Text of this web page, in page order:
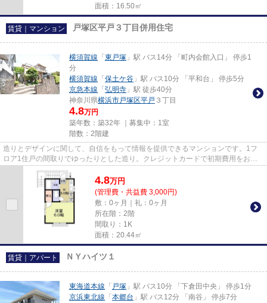
面積：16.50㎡
賃貸｜マンション 戸塚区平戸３丁目併用住宅
横須賀線 「 東戸塚 」駅 バス14分 「町内会館入口」 停歩1
分
横須賀線 「 保土ケ谷 」駅 バス10分 「平和台」 停歩5分
京急本線 「 弘明寺 」駅 徒歩40分
神奈川県横浜市戸塚区平戸 ３丁目
4.8万円
築年数：築32年 ｜募集中： 1室
階数：2階建
造りとデザインに関して、自信をもって情報を提供できるマンションです。1フ
ロア1住戸の間取りでゆったりとした造り。クレジットカードで初期費用をお支
払いいただける物件です。陽当...
4.8万円
(管理費・共益費 3,000円)
敷：0ヶ月｜礼：0ヶ月
所在階：2階
間取り：1K
面積：20.44㎡
賃貸｜アパート ＮＹハイツ１
東海道本線 「 戸塚 」駅 バス10分 「下倉田中央」 停歩1分
京浜東北線 「 本郷台 」駅 バス12分 「南谷」 停歩7分